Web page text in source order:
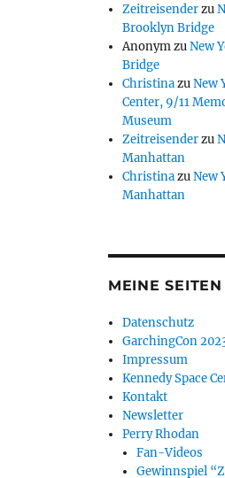
Zeitreisenderzu
Brooklyn Bridge
AnonymzuNew
Bridge
ChristinazuNew
Center, 9/11
Museum
Zeitreisenderzu
Manhattan
ChristinazuNew
Manhattan
MEINE SEITEN
Datenschutz
GarchingCon
Impressum
Kennedy Space
Kontakt
Newsletter
Perry Rhodan
Fan-Videos
Gewinnspiel